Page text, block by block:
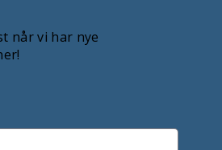
når vi har nye